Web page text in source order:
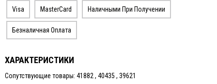
Visa MasterCard Наличными При Получении
Безналичная Оплата
ХАРАКТЕРИСТИКИ
Сопутствующие товары: 41882 , 40435 , 39621